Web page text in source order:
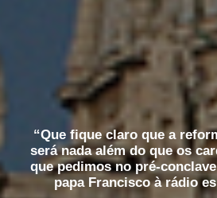
“Que fique claro que a
será nada além do que os
que pedimos no pré-
papa Francisco à rádio